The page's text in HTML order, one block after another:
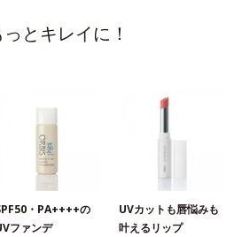
とキレイに！
・PA++++の
ファンデ
UVカットも唇悩みも
叶えるリップ